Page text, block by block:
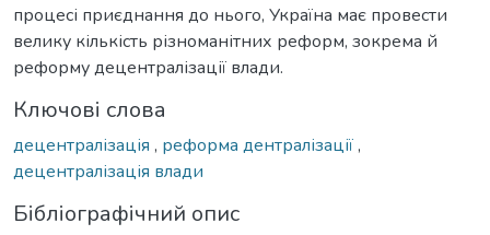
процесі приєднання до нього, Україна має провести
велику кількість різноманітних реформ, зокрема й
реформу децентралізації влади.
Ключові слова
децентралізація , реформа дентралізації,
децентралізація влади
Бібліографічний опис